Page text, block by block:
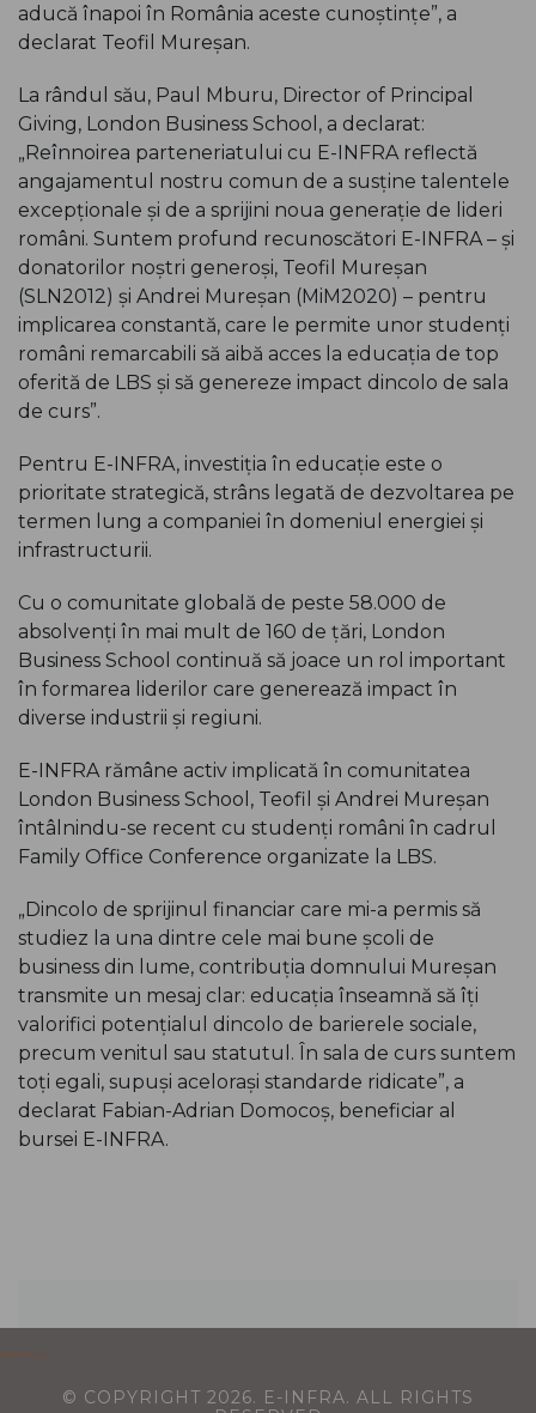
aducă înapoi în România aceste cunoștințe”, a
declarat Teofil Mureșan.
La rândul său, Paul Mburu, Director of Principal
Giving, London Business School, a declarat:
„Reînnoirea parteneriatului cu E-INFRA reflectă
angajamentul nostru comun de a susține talentele
excepționale și de a sprijini noua generație de lideri
români. Suntem profund recunoscători E-INFRA – și
donatorilor noștri generoși, Teofil Mureșan
(SLN2012) și Andrei Mureșan (MiM2020) – pentru
implicarea constantă, care le permite unor studenți
români remarcabili să aibă acces la educația de top
oferită de LBS și să genereze impact dincolo de sala
de curs”.
Pentru E-INFRA, investiția în educație este o
prioritate strategică, strâns legată de dezvoltarea pe
termen lung a companiei în domeniul energiei și
infrastructurii.
Cu o comunitate globală de peste 58.000 de
absolvenți în mai mult de 160 de țări, London
Business School continuă să joace un rol important
în formarea liderilor care generează impact în
diverse industrii și regiuni.
E-INFRA rămâne activ implicată în comunitatea
London Business School, Teofil și Andrei Mureșan
întâlnindu-se recent cu studenți români în cadrul
Family Office Conference organizate la LBS.
„Dincolo de sprijinul financiar care mi-a permis să
studiez la una dintre cele mai bune școli de
business din lume, contribuția domnului Mureșan
transmite un mesaj clar: educația înseamnă să îți
valorifici potențialul dincolo de barierele sociale,
precum venitul sau statutul. În sala de curs suntem
toți egali, supuși acelorași standarde ridicate”, a
declarat Fabian-Adrian Domocoș, beneficiar al
bursei E-INFRA.
© COPYRIGHT 2026. E-INFRA. ALL RIGHTS